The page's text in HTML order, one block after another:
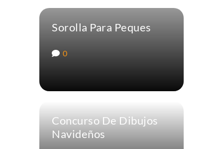
Sorolla Para Peques
0
Concurso De Dibujos
Navideños